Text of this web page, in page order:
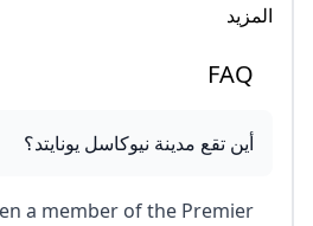
المزيد
FAQ
أين تقع مدينة نيوكاسل يونايتد؟
a member of the Premier